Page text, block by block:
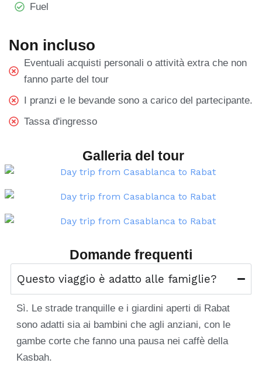
Fuel
Non incluso
Eventuali acquisti personali o attività extra che non
fanno parte del tour
I pranzi e le bevande sono a carico del partecipante.
Tassa d'ingresso
Galleria del tour
Domande frequenti
Questo viaggio è adatto alle famiglie?
Sì. Le strade tranquille e i giardini aperti di Rabat
sono adatti sia ai bambini che agli anziani, con le
gambe corte che fanno una pausa nei caffè della
Kasbah.